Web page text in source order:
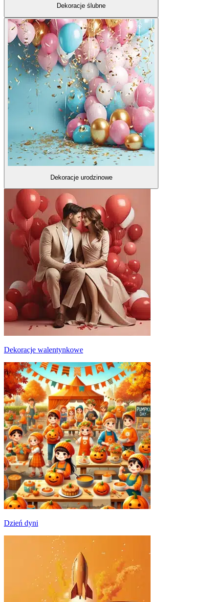
Dekoracje ślubne
Dekoracje urodzinowe
Dekoracje walentynkowe
Dzień dyni